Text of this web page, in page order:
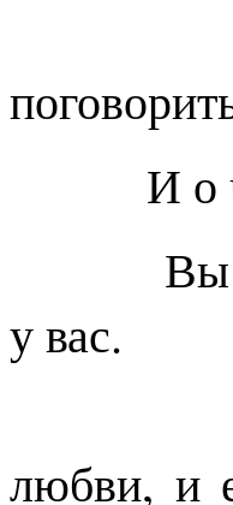
Как
И о чём
Вы уже
у вас.
Да, у
любви, и